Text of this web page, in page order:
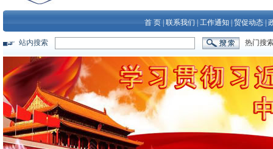
首 页 联系我们 工作通知 贸促动态
站内搜索 热门搜